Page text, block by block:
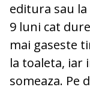
editura sau la
9 luni cat
mai gaseste
la toaleta, iar
someaza. Pe